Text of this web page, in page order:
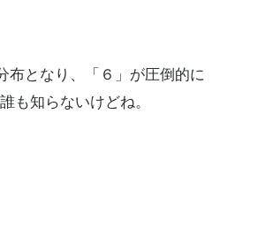
布となり、「６」が圧倒的に
も知らないけどね。